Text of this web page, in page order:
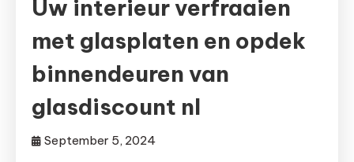
Uw interieur verfraaien
met glasplaten en opdek
binnendeuren van
glasdiscount nl
September 5, 2024